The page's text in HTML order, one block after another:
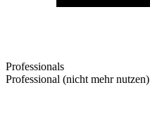
Professionals
Professional (nicht mehr nutzen)